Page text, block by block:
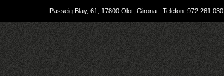
Passeig Blay, 61, 17800 Olot, Girona - Telèfon: 972 261 030